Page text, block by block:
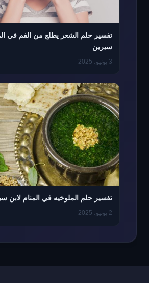
تفسير حلم الشعر يطلع من الفم في
سيرين
3 يونيو، 2025
تفسير حلم الملوخيه في المنام لابن
2 يونيو، 2025